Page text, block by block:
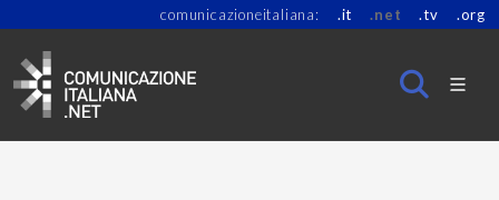
comunicazioneitaliana: .it .net .tv .org